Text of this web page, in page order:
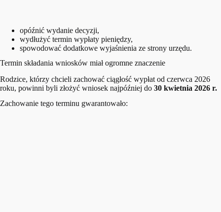
opóźnić wydanie decyzji,
wydłużyć termin wypłaty pieniędzy,
spowodować dodatkowe wyjaśnienia ze strony urzędu.
Termin składania wniosków miał ogromne znaczenie
Rodzice, którzy chcieli zachować ciągłość wypłat od czerwca 2026
roku, powinni byli złożyć wniosek najpóźniej do 30 kwietnia 2026 r.
Zachowanie tego terminu gwarantowało: